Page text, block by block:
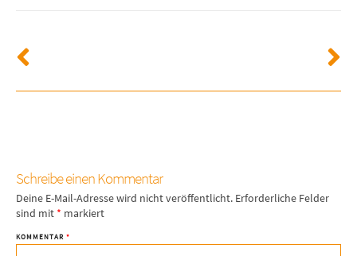
Schreibe einen Kommentar
Deine E-Mail-Adresse wird nicht veröffentlicht. Erforderliche Felder
sind mit * markiert
KOMMENTAR *